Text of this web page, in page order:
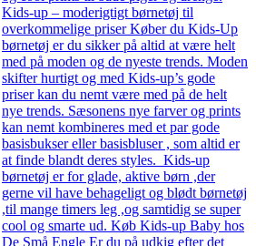
Kids-up – moderigtigt børnetøj til
overkommelige priser Køber du Kids-Up
børnetøj er du sikker på altid at være helt
med på moden og de nyeste trends. Moden
skifter hurtigt og med Kids-up’s gode
priser kan du nemt være med på de helt
nye trends. Sæsonens nye farver og prints
kan nemt kombineres med et par gode
basisbukser eller basisbluser , som altid er
at finde blandt deres styles. Kids-up
børnetøj er for glade, aktive børn ,der
gerne vil have behageligt og blødt børnetøj
,til mange timers leg ,og samtidig se super
cool og smarte ud. Køb Kids-up Baby hos
De Små Engle Er du på udkig efter det